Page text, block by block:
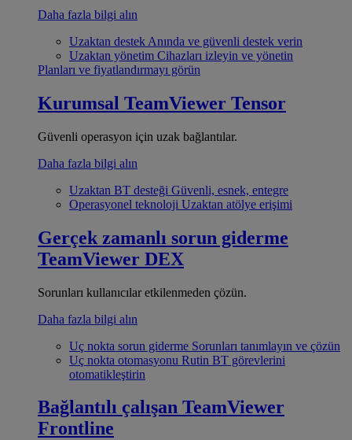
Daha fazla bilgi alın
Uzaktan destek Anında ve güvenli destek verin
Uzaktan yönetim Cihazları izleyin ve yönetin
Planları ve fiyatlandırmayı görün
Kurumsal TeamViewer Tensor
Güvenli operasyon için uzak bağlantılar.
Daha fazla bilgi alın
Uzaktan BT desteği Güvenli, esnek, entegre
Operasyonel teknoloji Uzaktan atölye erişimi
Gerçek zamanlı sorun giderme
TeamViewer DEX
Sorunları kullanıcılar etkilenmeden çözün.
Daha fazla bilgi alın
Uç nokta sorun giderme Sorunları tanımlayın ve çözün
Uç nokta otomasyonu Rutin BT görevlerini
otomatikleştirin
Bağlantılı çalışan TeamViewer
Frontline